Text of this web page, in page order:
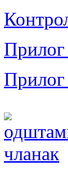
Прилог
Прилог